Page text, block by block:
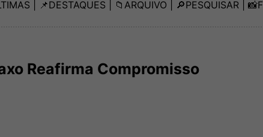
| 📌DESTAQUES | 📁 ARQUIVO | 🔎PESQUISAR | 📸
Reafirma Compromisso